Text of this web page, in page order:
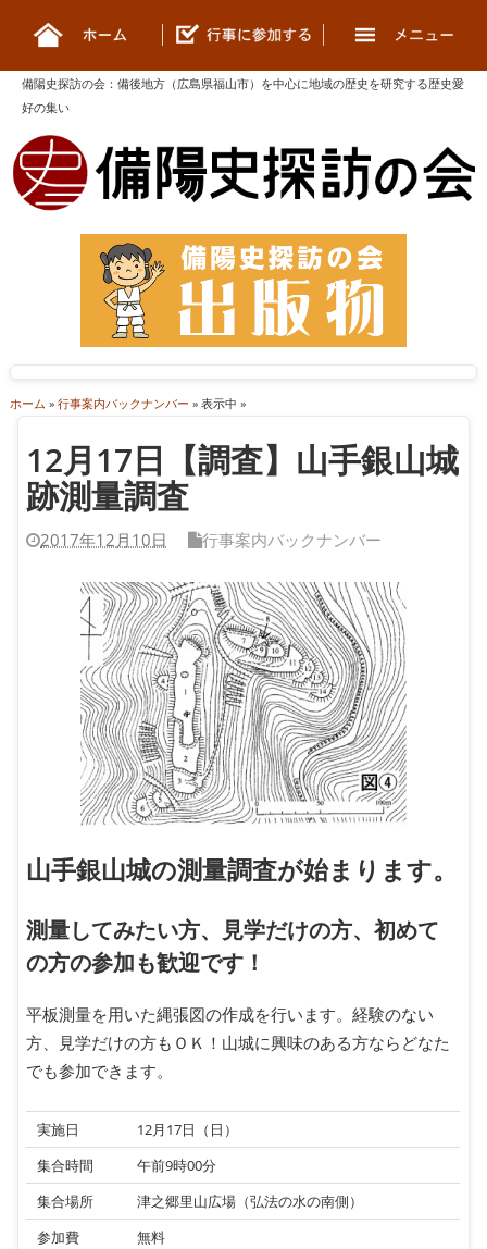
備陽史探訪の会 ： 備後地方（広島県福山市）を中心に地域の歴史を研究する歴史愛
好の集い
ホーム » 行事案内バックナンバー » 表示中 »
12月17日【調査】山手銀山城
跡測量調査
2017年12月10日 行事案内バックナンバー
山手銀山城の測量調査が始まります。
測量してみたい方、見学だけの方、初めて
の方の参加も歓迎です！
平板測量を用いた縄張図の作成を行います。経験のない
方、見学だけの方もＯＫ！山城に興味のある方ならどなた
でも参加できます。
実施日
12月17日（日）
集合時間
午前9時00分
集合場所
津之郷里山広場（弘法の水の南側）
参加費
無料